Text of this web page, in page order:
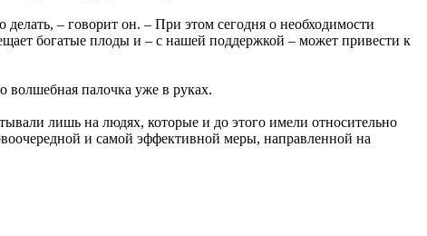
– говорит он. – При этом сегодня о необходимости
богатые плоды и – с нашей поддержкой – может привести к
волшебная палочка уже в руках.
лишь на людях, которые и до этого имели относительно
и самой эффективной меры, направленной на